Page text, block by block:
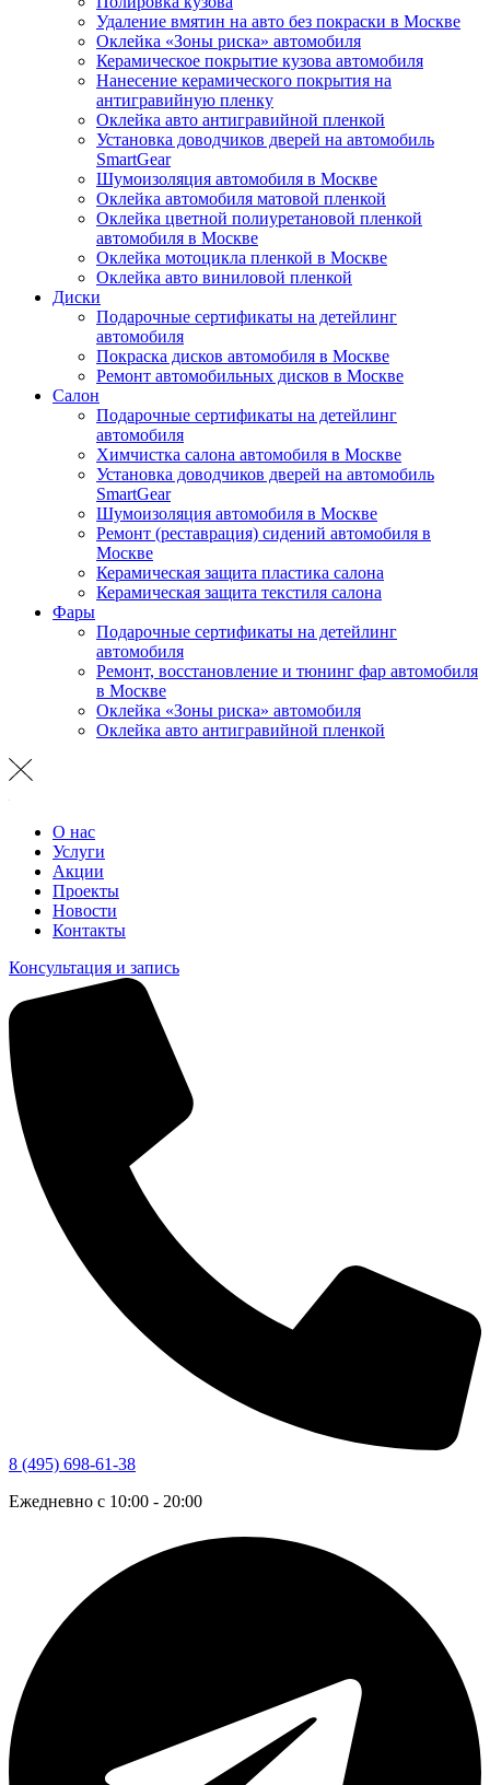
Удаление вмятин на авто без покраски в Москве
Оклейка «Зоны риска» автомобиля
Керамическое покрытие кузова автомобиля
Нанесение керамического покрытия на
антигравийную пленку
Оклейка авто антигравийной пленкой
Установка доводчиков дверей на автомобиль
SmartGear
Шумоизоляция автомобиля в Москве
Оклейка автомобиля матовой пленкой
Оклейка цветной полиуретановой пленкой
автомобиля в Москве
Оклейка мотоцикла пленкой в Москве
Оклейка авто виниловой пленкой
Диски
Подарочные сертификаты на детейлинг
автомобиля
Покраска дисков автомобиля в Москве
Ремонт автомобильных дисков в Москве
Салон
Подарочные сертификаты на детейлинг
автомобиля
Химчистка салона автомобиля в Москве
Установка доводчиков дверей на автомобиль
SmartGear
Шумоизоляция автомобиля в Москве
Ремонт (реставрация) сидений автомобиля в
Москве
Керамическая защита пластика салона
Керамическая защита текстиля салона
Фары
Подарочные сертификаты на детейлинг
автомобиля
Ремонт, восстановление и тюнинг фар автомобиля
в Москве
Оклейка «Зоны риска» автомобиля
Оклейка авто антигравийной пленкой
О нас
Услуги
Акции
Проекты
Новости
Контакты
Консультация и запись
8 (495) 698-61-38
Ежедневно с 10:00 - 20:00